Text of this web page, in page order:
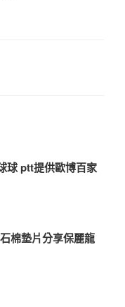
球 ptt提供歐博百家
棉墊片分享保麗龍